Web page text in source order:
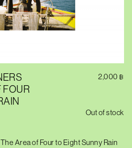
FOUR
2,000 ฿
Out of stock
Area of Four to Eight Sunny Rain